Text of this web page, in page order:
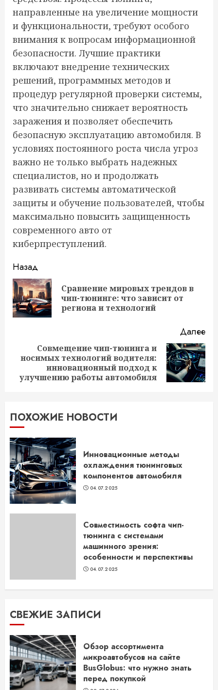
направленные на увеличение мощности
и функциональности, требуют особого
внимания к вопросам информационной
безопасности. Лучшие практики
включают внедрение технических
решений, программных методов и
процедур регулярной проверки системы,
что значительно снижает вероятность
заражения и позволяет обеспечить
безопасную эксплуатацию автомобиля. В
условиях постоянного роста числа угроз
важно не только выбрать надежных
специалистов, но и продолжать
развивать системы автоматической
защиты и обучение пользователей, чтобы
максимально повысить защищенность
современного авто от
киберпреступлений.
Продолжить
чтение
Назад
Сравнение мировых трендов в
чип-тюнинге: что зависит от
региона и технологий
Далее
Следующая
запись:
Совмещение чип-тюнинга и
носимых технологий водителя:
инновационный подход к
улучшению работы автомобиля
ПОХОЖИЕ НОВОСТИ
Инновационные методы
охлаждения тюнинговых
компонентов автомобиля
04.07.2025
Совместимость софта чип-
тюнинга с системами
машинного зрения:
особенности и перспективы
04.07.2025
СВЕЖИЕ ЗАПИСИ
Обзор ассортимента
микроавтобусов на сайте
BusGlobus: что нужно знать
перед покупкой